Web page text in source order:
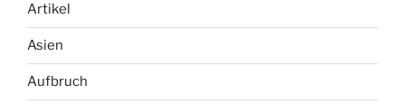
Artikel
Asien
Aufbruch